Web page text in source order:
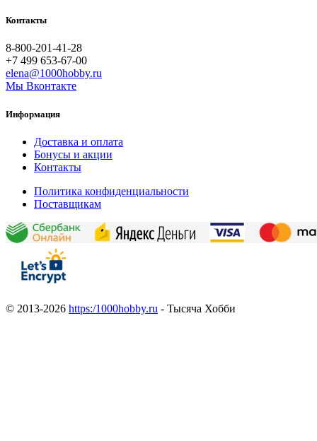
Контакты
8-800-201-41-28
+7 499 653-67-00
elena@1000hobby.ru
Мы Вконтакте
Информация
Доставка и оплата
Бонусы и акции
Контакты
Политика конфиденциальности
Поставщикам
© 2013-2026 https:/1000hobby.ru - Тысяча Хобби